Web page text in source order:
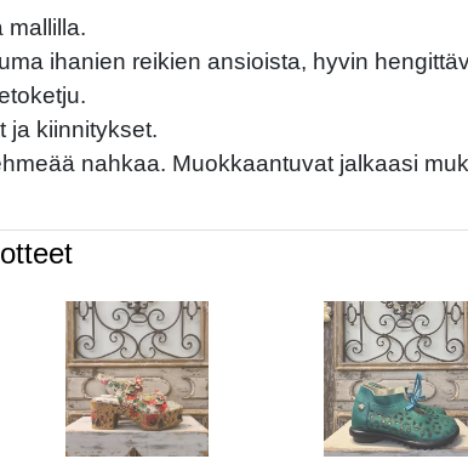
mallilla.
ihanien reikien ansioista, hyvin
ja kiinnitykset.
nahkaa. Muokkaantuvat jalkaasi